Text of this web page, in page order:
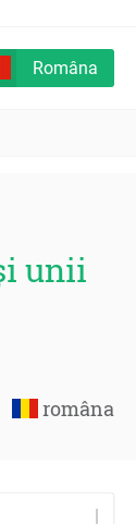
Româna
unii
româna